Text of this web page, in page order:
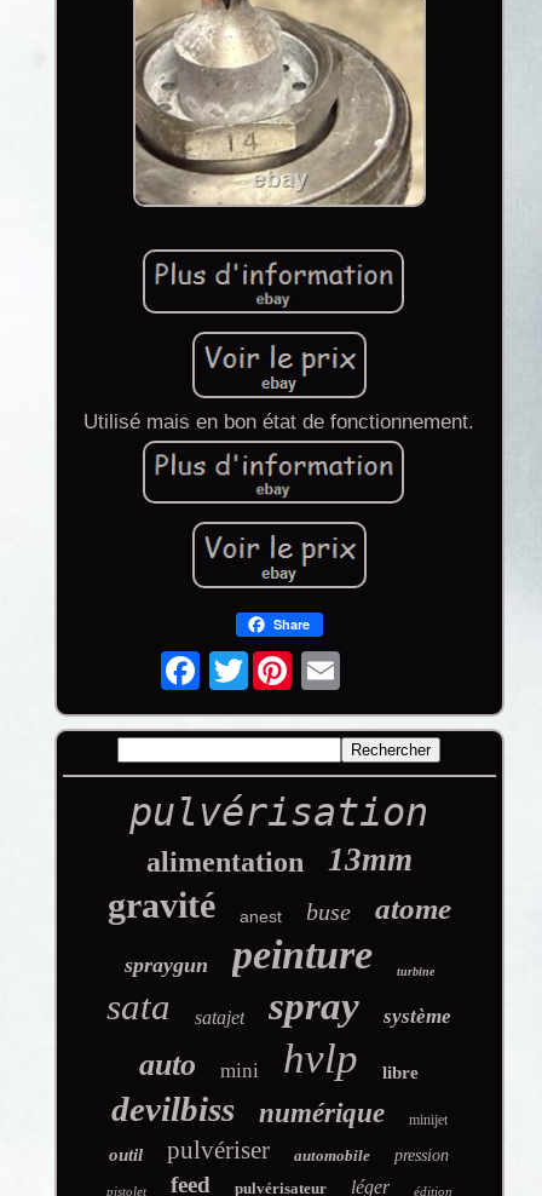
Utilisé mais en bon état de fonctionnement.
Share
Twitter
pulvérisation
alimentation 13mm
gravité anest buse atome
spraygun peinture turbine
sata satajet spray système
auto mini hvlp libre
devilbiss numérique minijet
outil pulvériser automobile pression
pistolet feed pulvérisateur léger édition